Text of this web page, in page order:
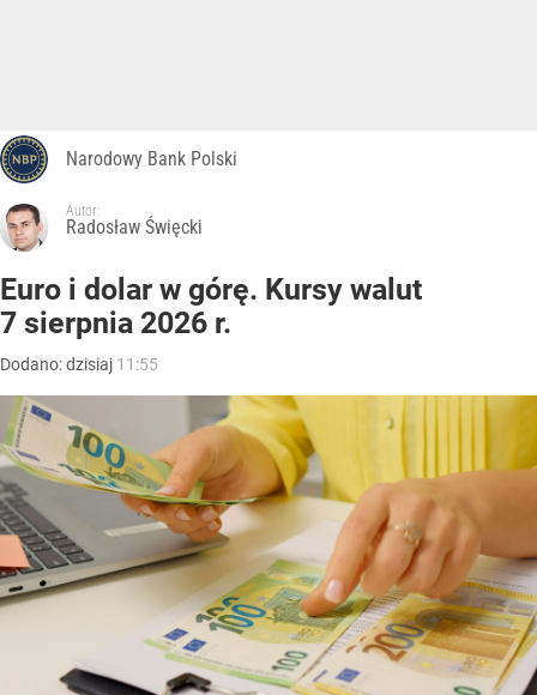
Narodowy Bank Polski
Autor:
Radosław Święcki
Euro i dolar w górę. Kursy walut
7 sierpnia 2026 r.
Dodano:dzisiaj 11:55